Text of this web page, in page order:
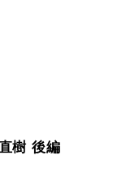
樹 後編